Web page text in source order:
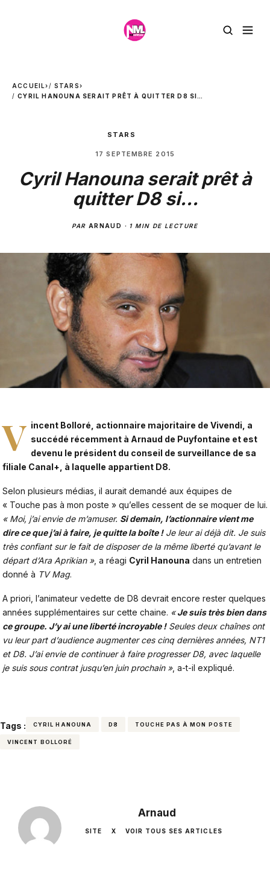
ACCUEIL› STARS›
CYRIL HANOUNA SERAIT PRÊT À QUITTER D8 SI…
STARS
17 SEPTEMBRE 2015
Cyril Hanouna serait prêt à
quitter D8 si…
PAR ARNAUD · 1 MIN DE LECTURE
V incent Bolloré, actionnaire majoritaire de Vivendi, a
succédé récemment à Arnaud de Puyfontaine et est
devenu le président du conseil de surveillance de sa
filiale Canal+, à laquelle appartient D8.
Selon plusieurs médias, il aurait demandé aux équipes de
« Touche pas à mon poste » qu’elles cessent de se moquer de lui.
« Moi, j’ai envie de m’amuser. Si demain, l’actionnaire vient me
dire ce que j’ai à faire, je quitte la boîte !Je leur ai déjà dit. Je suis
très confiant sur le fait de disposer de la même liberté qu’avant le
départ d’Ara Aprikian », a réagi Cyril Hanouna dans un entretien
donné à TV Mag.
A priori, l’animateur vedette de D8 devrait encore rester quelques
années supplémentaires sur cette chaine. «Je suis très bien dans
ce groupe. J’y ai une liberté incroyable !Seules deux chaînes ont
vu leur part d’audience augmenter ces cinq dernières années, NT1
et D8. J’ai envie de continuer à faire progresser D8, avec laquelle
je suis sous contrat jusqu’en juin prochain », a-t-il expliqué.
Tags : CYRIL HANOUNA D8 TOUCHE PAS À MON POSTE
VINCENT BOLLORÉ
Arnaud
SITE X VOIR TOUS SES ARTICLES